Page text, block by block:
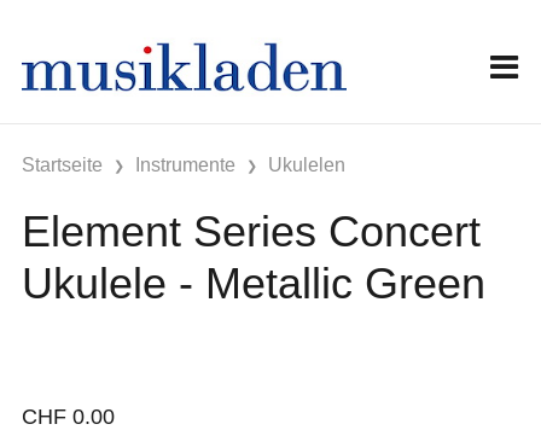
Startseite Instrumente Ukulelen
Element Series Concert
Ukulele - Metallic Green
CHF 0.00